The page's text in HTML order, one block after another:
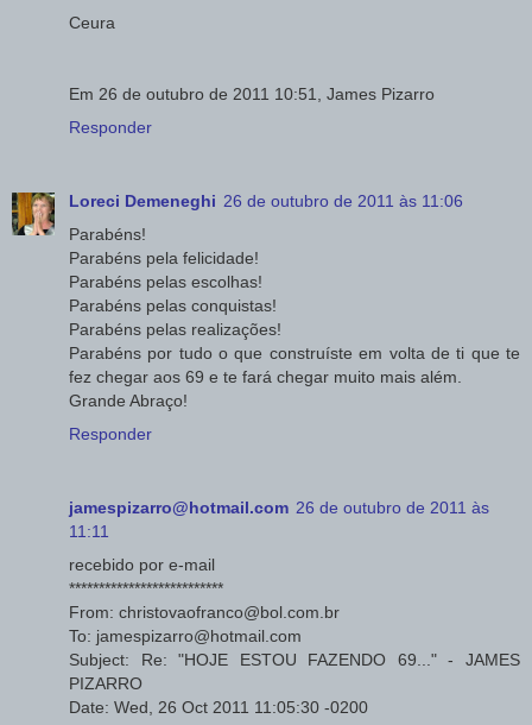
Ceura
Em 26 de outubro de 2011 10:51, James Pizarro
Responder
Loreci Demeneghi 26 de outubro de 2011 às 11:06
Parabéns!
Parabéns pela felicidade!
Parabéns pelas escolhas!
Parabéns pelas conquistas!
Parabéns pelas realizações!
Parabéns por tudo o que construíste em volta de ti que te
fez chegar aos 69 e te fará chegar muito mais além.
Grande Abraço!
Responder
jamespizarro@hotmail.com 26 de outubro de 2011 às
11:11
recebido por e-mail
**************************
From: christovaofranco@bol.com.br
To: jamespizarro@hotmail.com
Subject: Re: "HOJE ESTOU FAZENDO 69..." - JAMES
PIZARRO
Date: Wed, 26 Oct 2011 11:05:30 -0200